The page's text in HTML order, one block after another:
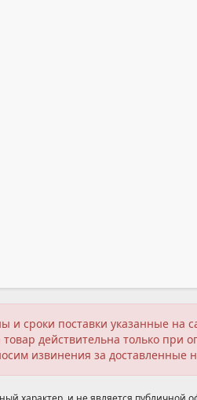
сроки поставки указанные
действительна только
извинения за доставленные